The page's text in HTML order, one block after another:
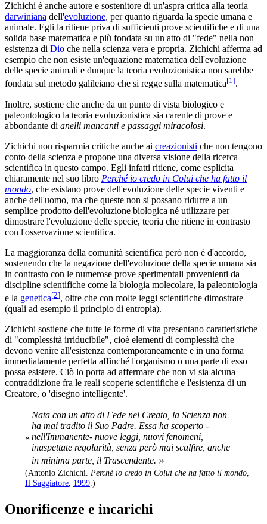
Zichichi è anche autore e sostenitore di un'aspra critica alla teoria
darwiniana dell'evoluzione, per quanto riguarda la specie umana e
animale. Egli la ritiene priva di sufficienti prove scientifiche e di una
solida base matematica e più fondata su un atto di "fede" nella non
esistenza di Dio che nella scienza vera e propria. Zichichi afferma ad
esempio che non esiste un'equazione matematica dell'evoluzione
delle specie animali e dunque la teoria evoluzionistica non sarebbe
fondata sul metodo galileiano che si regge sulla matematica[1].
Inoltre, sostiene che anche da un punto di vista biologico e
paleontologico la teoria evoluzionistica sia carente di prove e
abbondante di anelli mancanti e passaggi miracolosi.
Zichichi non risparmia critiche anche ai creazionisti che non tengono
conto della scienza e propone una diversa visione della ricerca
scientifica in questo campo. Egli infatti ritiene, come esplicita
chiaramente nel suo libro Perché io credo in Colui che ha fatto il
mondo, che esistano prove dell'evoluzione delle specie viventi e
anche dell'uomo, ma che queste non si possano ridurre a un
semplice prodotto dell'evoluzione biologica né utilizzare per
dimostrare l'evoluzione delle specie, teoria che ritiene in contrasto
con l'osservazione scientifica.
La maggioranza della comunità scientifica però non è d'accordo,
sostenendo che la negazione dell'evoluzione della specie umana sia
in contrasto con le numerose prove sperimentali provenienti da
discipline scientifiche come la biologia molecolare, la paleontologia
e la genetica[2], oltre che con molte leggi scientifiche dimostrate
(quali ad esempio il principio di entropia).
Zichichi sostiene che tutte le forme di vita presentano caratteristiche
di "complessità irriducibile", cioè elementi di complessità che
devono venire all'esistenza contemporaneamente e in una forma
immediatamente perfetta affinché l'organismo o una parte di esso
possa esistere. Ciò lo porta ad affermare che non vi sia alcuna
contraddizione fra le reali scoperte scientifiche e l'esistenza di un
Creatore, o 'disegno intelligente'.
«
Nata con un atto di Fede nel Creato, la Scienza non
ha mai tradito il Suo Padre. Essa ha scoperto -
nell'Immanente- nuove leggi, nuovi fenomeni,
inaspettate regolarità, senza però mai scalfire, anche
in minima parte, il Trascendente. »
(Antonio Zichichi. Perché io credo in Colui che ha fatto il mondo
Il Saggiatore 1999 .)
Onorificenze e incarichi